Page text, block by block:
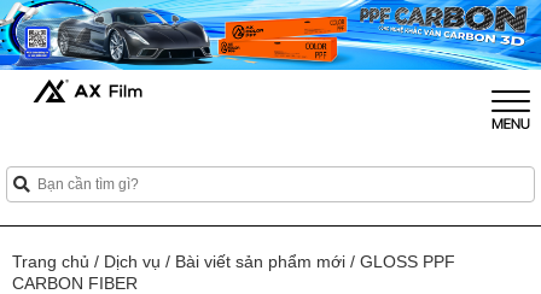
Trang chủ / Dịch vụ / Bài viết sản phẩm mới / GLOSS PPF
CARBON FIBER